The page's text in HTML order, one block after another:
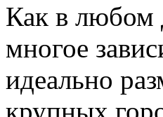
Как в любом
многое
идеально
крупных